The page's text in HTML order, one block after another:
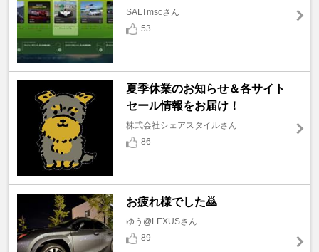
SALTmscさん
53
夏季休業のお知らせ＆各サイト
セール情報をお届け！
株式会社シェアスタイルさん
86
お疲れ様でした🙇
ゆう@LEXUSさん
89